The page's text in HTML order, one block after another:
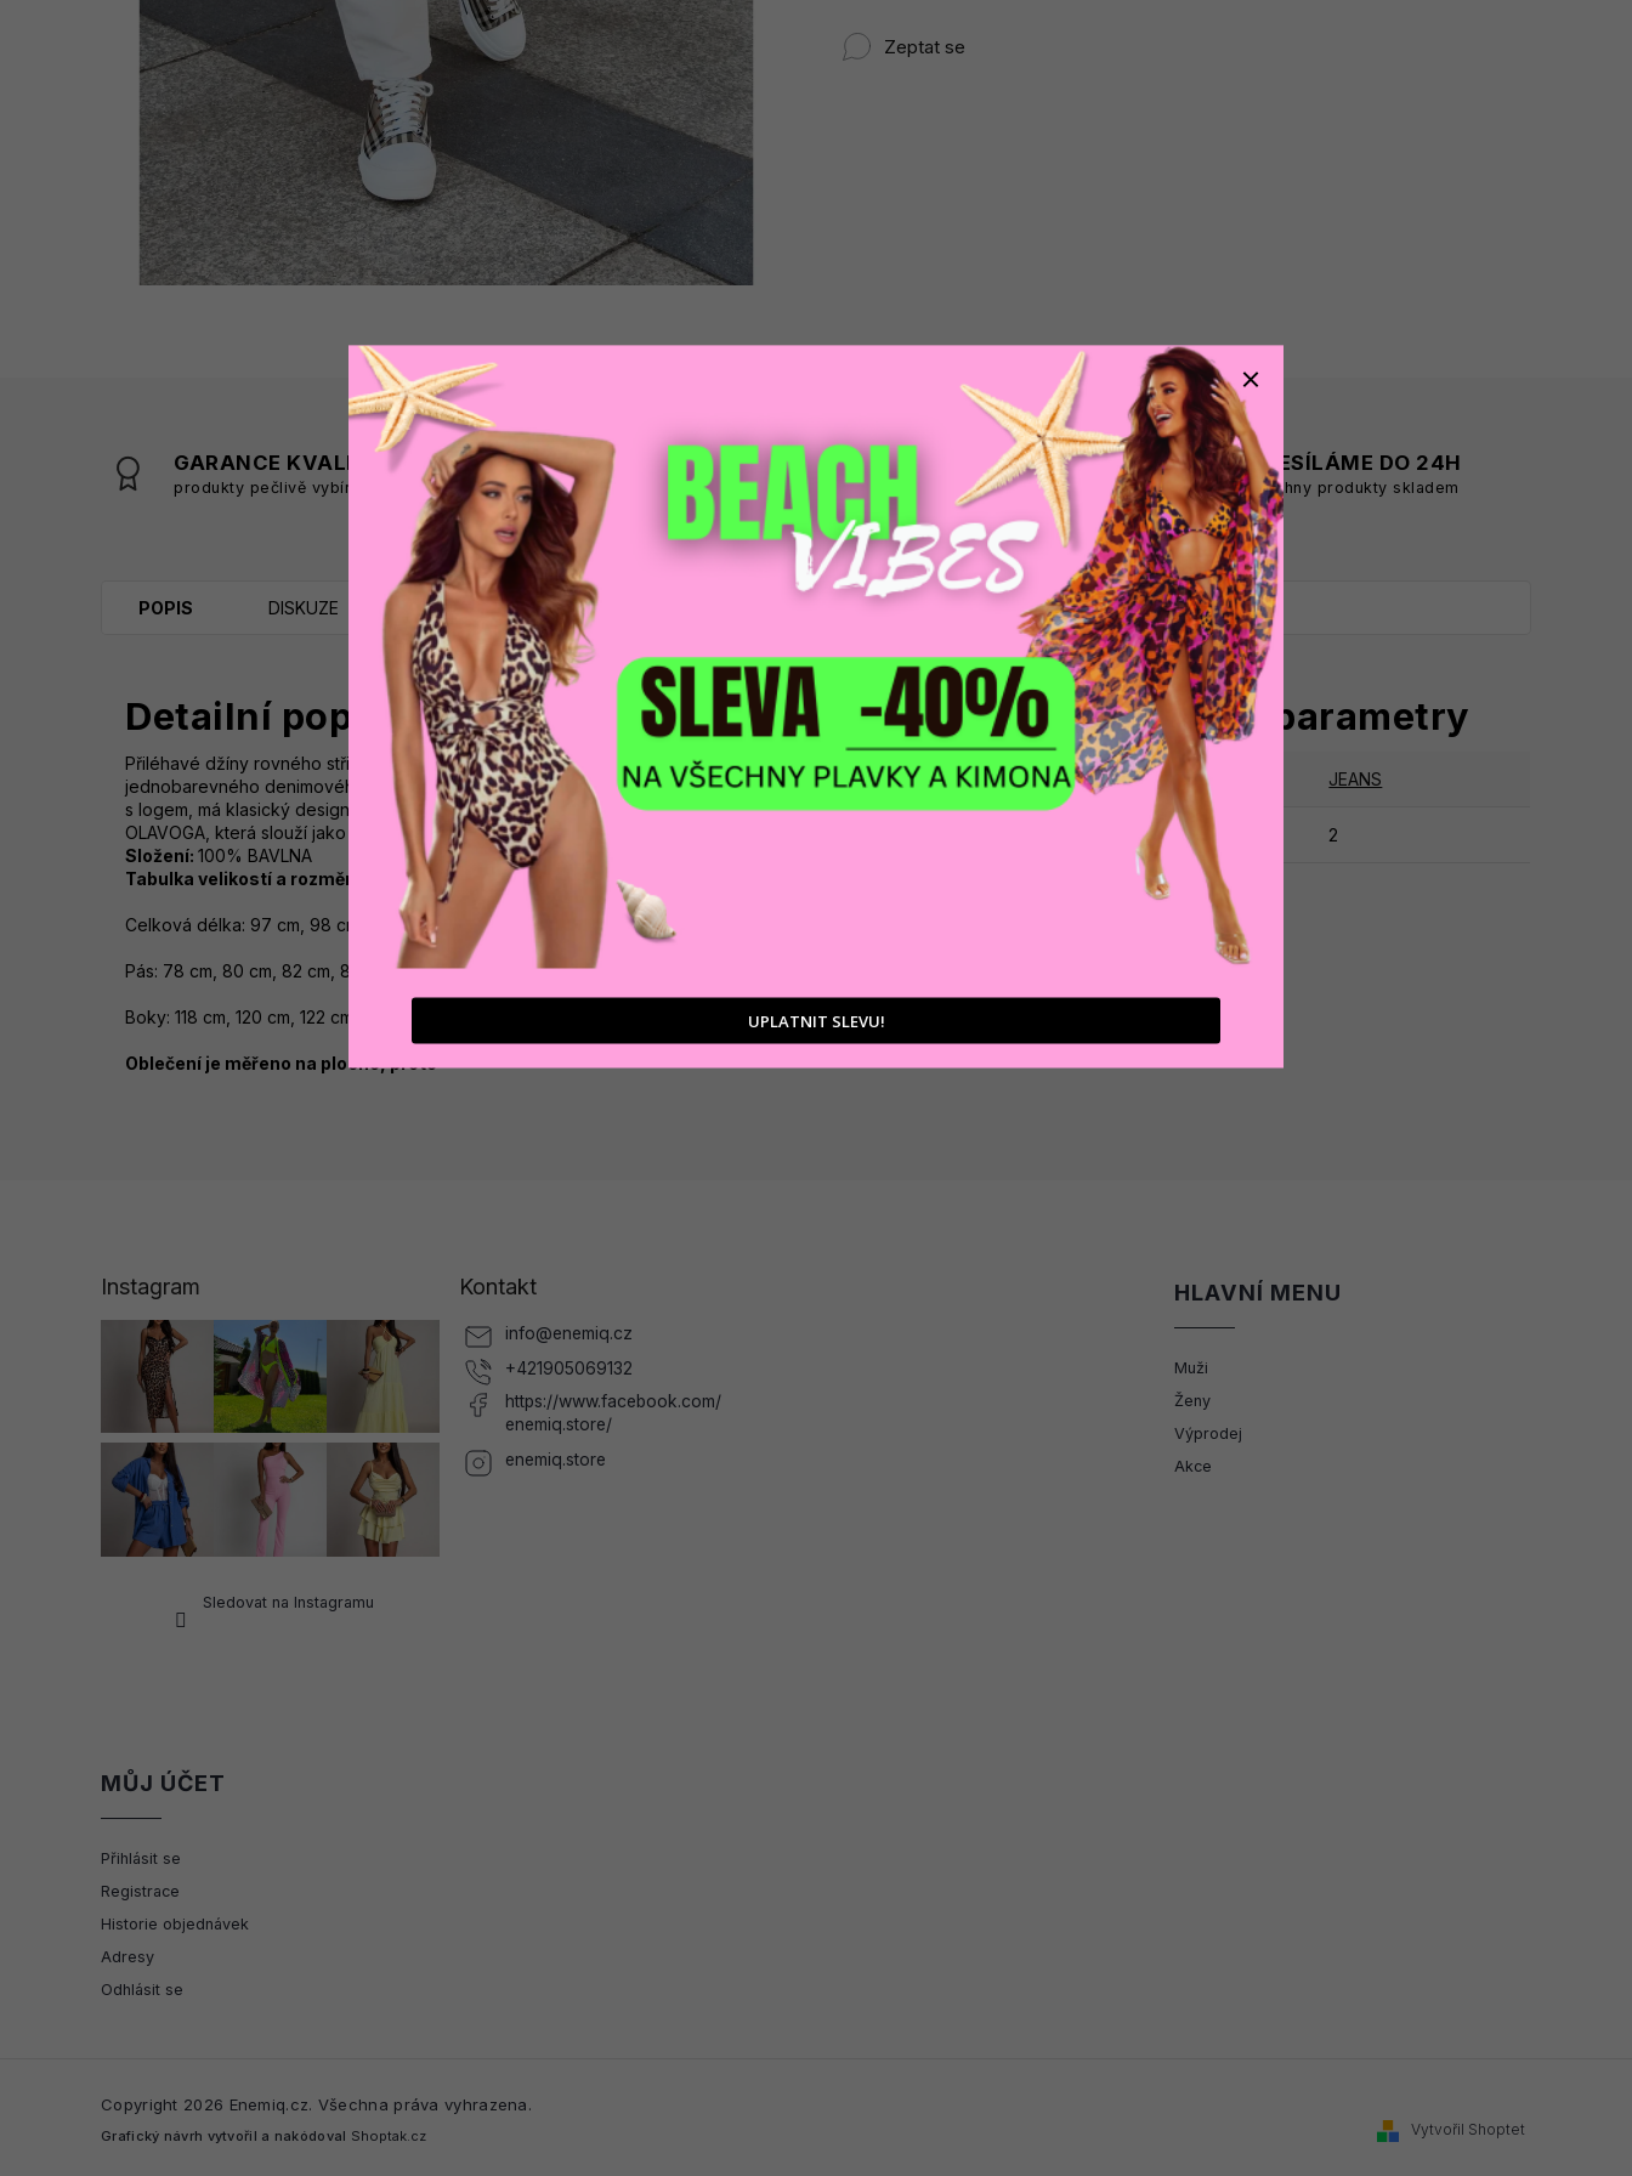
Zeptat se
GARANCE KVALITY
produkty pečlivě vybíráme
POMŮŽEME VÁM
s výběrem produktů
DOPRAVA ZDARMA
na adresu nebo pobočku
Zásilkovny
ODESÍLÁME DO 24H
všechny produkty skladem
POPIS DISKUZE
Detailní popis produktu
Přiléhavé džíny rovného střihu. Kalhoty, nadčasový a všestranný kousek pro každodenní nošení. Vyrobeno z
jednobarevného denimového materiálu s hladkým povrchem a čistým vzhledem. Model se zapíná na knoflík a zip
s logem, má klasický design s pěti kapsami a poutka na opasek v pase. Na zadní straně je denimová nášivka
OLAVOGA, která slouží jako diskrétní logo.
Složení: 100% BAVLNA
Tabulka velikostí a rozměry: S, M, L, XL
Celková délka: 97 cm, 98 cm, 98 cm cm
Pás: 78 cm, 80 cm, 82 cm, 84 cm
Boky: 118 cm, 120 cm, 122 cm, 124 cm
Oblečení je měřeno na plocho, proto
Doplňkové parametry
Kategorie: JEANS
2
Instagram
Sledovat na Instagramu
Kontakt
info@enemiq.cz
+421905069132
https://www.facebook.com/
enemiq.store/
enemiq.store
HLAVNÍ MENU
Muži
Ženy
Výprodej
Akce
MŮJ ÚČET
Přihlásit se
Registrace
Historie objednávek
Adresy
Odhlásit se
Vytvořil Shoptet
Copyright 2026 Enemiq.cz. Všechna práva vyhrazena.
Grafický návrh vytvořil a nakódoval Shoptak.cz
UPLATNIT SLEVU!